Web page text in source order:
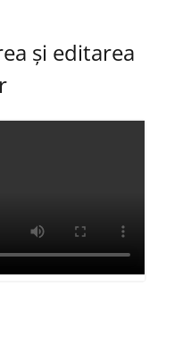
și editarea